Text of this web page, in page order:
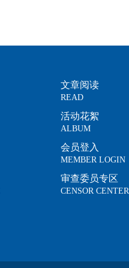
文章阅读
READ
活动花絮
ALBUM
会员登入
MEMBER LOGIN
审查委员专区
CENSOR CENTER